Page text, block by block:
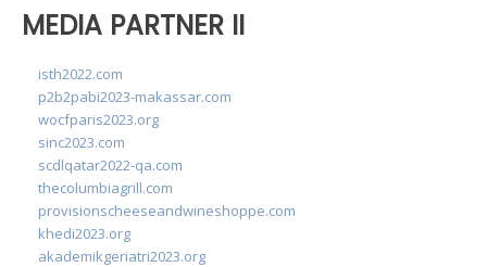
MEDIA PARTNER II
isth2022.com
p2b2pabi2023-makassar.com
wocfparis2023.org
sinc2023.com
scdlqatar2022-qa.com
thecolumbiagrill.com
provisionscheeseandwineshoppe.com
khedi2023.org
akademikgeriatri2023.org